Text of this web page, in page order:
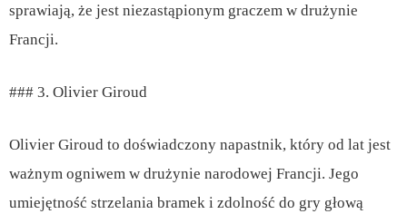
sprawiają, że jest niezastąpionym graczem w drużynie
Francji.
### 3. Olivier Giroud
Olivier Giroud to doświadczony napastnik, który od lat jest
ważnym ogniwem w drużynie narodowej Francji. Jego
umiejętność strzelania bramek i zdolność do gry głową